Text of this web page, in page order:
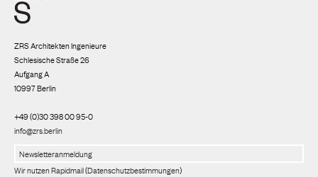
ZRS Architekten Ingenieure
Schlesische Straße 26
Aufgang A
10997 Berlin
+49 (0)30 398 00 95-0
info@zrs.berlin
Wir nutzen Rapidmail(Datenschutzbestimmungen)